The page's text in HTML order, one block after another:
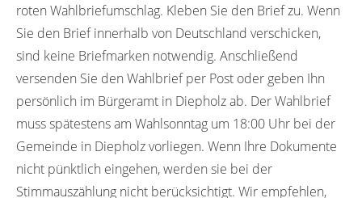
roten Wahlbriefumschlag. Kleben Sie den Brief zu. Wenn
Sie den Brief innerhalb von Deutschland verschicken,
sind keine Briefmarken notwendig. Anschließend
versenden Sie den Wahlbrief per Post oder geben Ihn
persönlich im Bürgeramt in Diepholz ab. Der Wahlbrief
muss spätestens am Wahlsonntag um 18:00 Uhr bei der
Gemeinde in Diepholz vorliegen. Wenn Ihre Dokumente
nicht pünktlich eingehen, werden sie bei der
Stimmauszählung nicht berücksichtigt. Wir empfehlen,